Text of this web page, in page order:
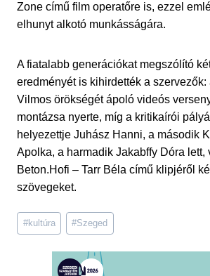
Zone című film operatőre is, ezzel
elhunyt alkotó munkásságára.
A fiatalabb generációkat megszólító
eredményét is kihirdették a szervezők:
Vilmos örökségét ápoló videós
montázsa nyerte, míg a kritikaírói
helyezettje Juhász Hanni, a második
Apolka, a harmadik Jakabffy Dóra lett,
Beton.Hofi – Tarr Béla című klipjéről
szövegeket.
Post
Tags:
#kultúra #Szeged